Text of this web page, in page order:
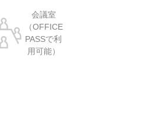
会議室
（OFFICE
PASSで利
用可能）